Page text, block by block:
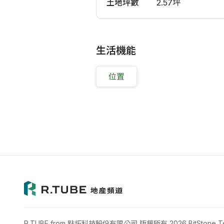
土地坪數
2.57坪
生活機能
位置